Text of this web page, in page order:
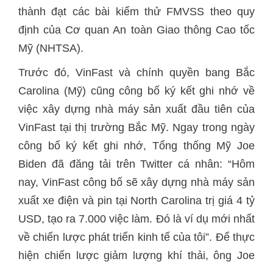
thành đạt các bài kiểm thử FMVSS theo quy
định của Cơ quan An toàn Giao thông Cao tốc
Mỹ (NHTSA).
Trước đó, VinFast và chính quyền bang Bắc
Carolina (Mỹ) cũng công bố ký kết ghi nhớ về
việc xây dựng nhà máy sản xuất đầu tiên của
VinFast tại thị trường Bắc Mỹ. Ngay trong ngày
công bố ký kết ghi nhớ, Tổng thống Mỹ Joe
Biden đã đăng tải trên Twitter cá nhân: “Hôm
nay, VinFast công bố sẽ xây dựng nhà máy sản
xuất xe điện và pin tại North Carolina trị giá 4 tỷ
USD, tạo ra 7.000 việc làm. Đó là ví dụ mới nhất
về chiến lược phát triển kinh tế của tôi”. Để thực
hiện chiến lược giảm lượng khí thải, ông Joe